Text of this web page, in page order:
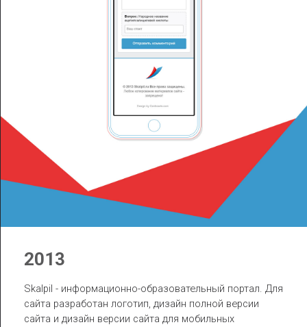
2013
Skalpil - информационно-образовательный портал. Для
сайта разработан логотип, дизайн полной версии
сайта и дизайн версии сайта для мобильных